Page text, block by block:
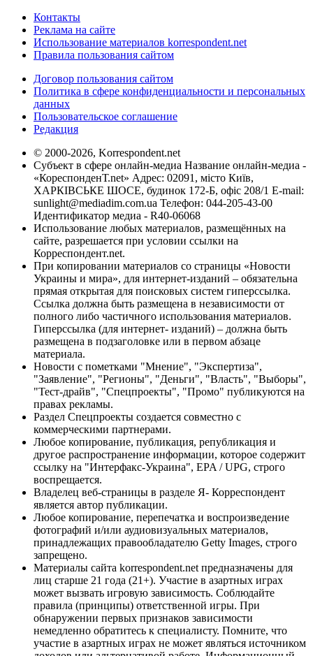
Контакты
Реклама на сайте
Использование материалов korrespondent.net
Правила пользования сайтом
Договор пользования сайтом
Политика в сфере конфиденциальности и персональных
данных
Пользовательское соглашение
Редакция
© 2000-2026, Korrespondent.net
Субъект в сфере онлайн-медиа Название онлайн-медиа -
«КореспонденТ.net» Адрес: 02091, місто Київ,
ХАРКІВСЬКЕ ШОСЕ, будинок 172-Б, офіс 208/1 E-mail:
sunlight@mediadim.com.ua Телефон: 044-205-43-00
Идентификатор медиа - R40-06068
Использование любых материалов, размещённых на
сайте, разрешается при условии ссылки на
Корреспондент.net.
При копировании материалов со страницы «Новости
Украины и мира», для интернет-изданий – обязательна
прямая открытая для поисковых систем гиперссылка.
Ссылка должна быть размещена в независимости от
полного либо частичного использования материалов.
Гиперссылка (для интернет- изданий) – должна быть
размещена в подзаголовке или в первом абзаце
материала.
Новости с пометками "Мнение", "Экспертиза",
"Заявление", "Регионы", "Деньги", "Власть", "Выборы",
"Тест-драйв", "Спецпроекты", "Промо" публикуются на
правах рекламы.
Раздел Спецпроекты создается совместно с
коммерческими партнерами.
Любое копирование, публикация, републикация и
другое распространение информации, которое содержит
ссылку на "Интерфакс-Украина", EPA / UPG, строго
воспрещается.
Владелец веб-страницы в разделе Я- Корреспондент
является автор публикации.
Любое копирование, перепечатка и воспроизведение
фотографий и/или аудиовизуальных материалов,
принадлежащих правообладателю Getty Images, строго
запрещено.
Материалы сайта korrespondent.net предназначены для
лиц старше 21 года (21+). Участие в азартных играх
может вызвать игровую зависимость. Соблюдайте
правила (принципы) ответственной игры. При
обнаружении первых признаков зависимости
немедленно обратитесь к специалисту. Помните, что
участие в азартных играх не может являться источником